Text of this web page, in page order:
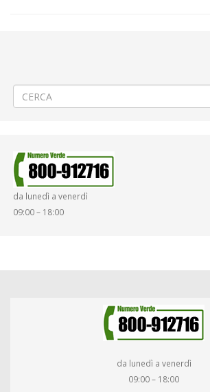
da lunedì a venerdì
09:00 – 18:00
da lunedì a venerdì
09:00 – 18:00